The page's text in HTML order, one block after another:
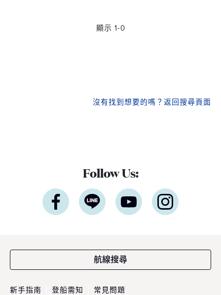
顯示 1-0
沒有找到想要的嗎？ 返回搜尋頁面
Follow Us:
航線搜尋
新手指南 登船需知
常見問題